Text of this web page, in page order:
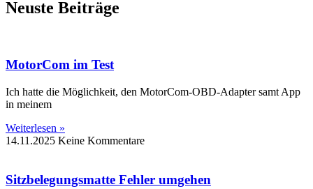
Neuste Beiträge
MotorCom im Test
Ich hatte die Möglichkeit, den MotorCom-OBD-Adapter samt App
in meinem
Weiterlesen »
14.11.2025 Keine Kommentare
Sitzbelegungsmatte Fehler umgehen